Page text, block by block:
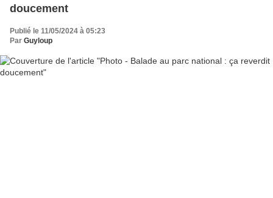
doucement
Publié le 11/05/2024 à 05:23
Par Guyloup